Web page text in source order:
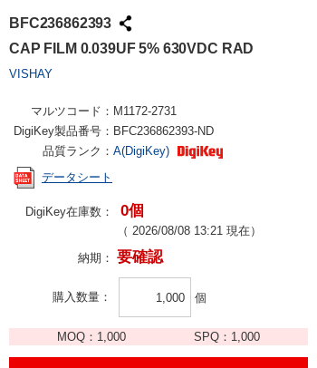
BFC236862393
CAP FILM 0.039UF 5% 630VDC RAD
VISHAY
マルツコード： M1172-2731
DigiKey製品番号： BFC236862393-ND
品質ランク： A(DigiKey)
データシート
DigiKey在庫数： 0個
（ 2026/08/08 13:21 現在）
納期： 要確認
購入数量 個
MOQ： 1,000 SPQ： 1,000